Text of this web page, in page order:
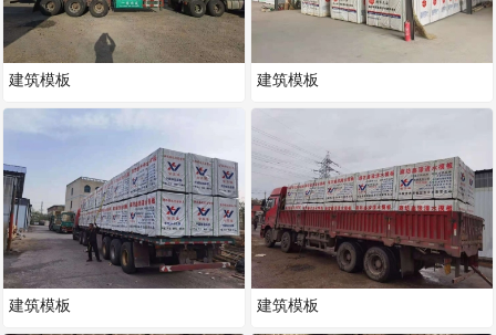
建筑模板
建筑模板
建筑模板
建筑模板